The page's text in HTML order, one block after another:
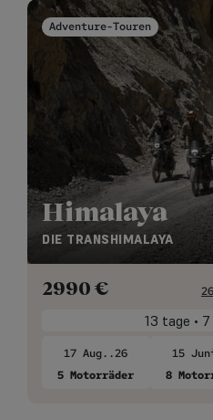
Adventure-Touren
Himalaya
DIE TRANSHIMALAYA
2990 €
13 tage •
17 Aug..26
5 Motorräder
15
8